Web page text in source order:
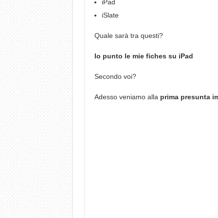
iPad
iSlate
Quale sarà tra questi?
Io punto le mie fiches su iPad
Secondo voi?
Adesso veniamo alla prima presunta